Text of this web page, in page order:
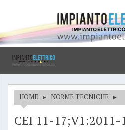
HOME ▸ NORME TECNICHE ▸
CEI 11-